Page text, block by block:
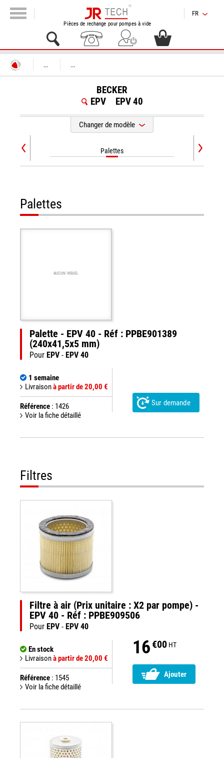
Pièces de rechange pour pompes à vide
FR
... ...
BECKER
EPV
EPV 40
Changer de modèle
Palettes
Palettes
AUCUN VISUEL
Palette - EPV 40 - Réf : PPBE901389
(240x41,5x5 mm)
Pour EPV - EPV 40
1 semaine
Livraisonà partir de 20,00 €
Référence : 1426
Voir la fiche détaillé
Sur demande
Filtres
Filtre à air (Prix unitaire : X2 par pompe) -
EPV 40 - Réf : PPBE909506
Pour EPV - EPV 40
En stock
Livraisonà partir de 20,00 €
Référence : 1545
Voir la fiche détaillé
16 €00 HT
Ajouter